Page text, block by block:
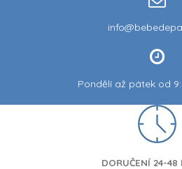
Pondělí až pátek od
DORUČENÍ 24-48